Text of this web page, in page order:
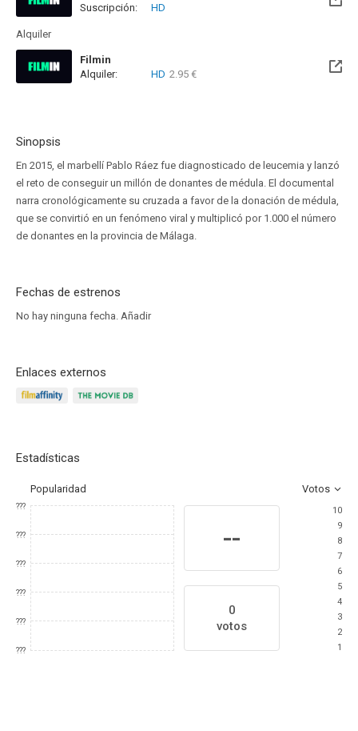
Disponible hasta el Mié, 09 Sep 2026 (Queda 1 mes)
Suscripción: HD
Alquiler
Filmin
Disponible hasta el Mié, 09 Sep 2026 (Queda 1 mes)
Alquiler: HD 2.95 €
Sinopsis
En 2015, el marbellí Pablo Ráez fue diagnosticado de leucemia y lanzó
el reto de conseguir un millón de donantes de médula. El documental
narra cronológicamente su cruzada a favor de la donación de médula,
que se convirtió en un fenómeno viral y multiplicó por 1.000 el número
de donantes en la provincia de Málaga.
Fechas de estrenos
No hay ninguna fecha. Añadir
Enlaces externos
Estadísticas
Popularidad Votos
???
???
???
???
???
???
--
0
votos
10
9
8
7
6
5
4
3
2
1